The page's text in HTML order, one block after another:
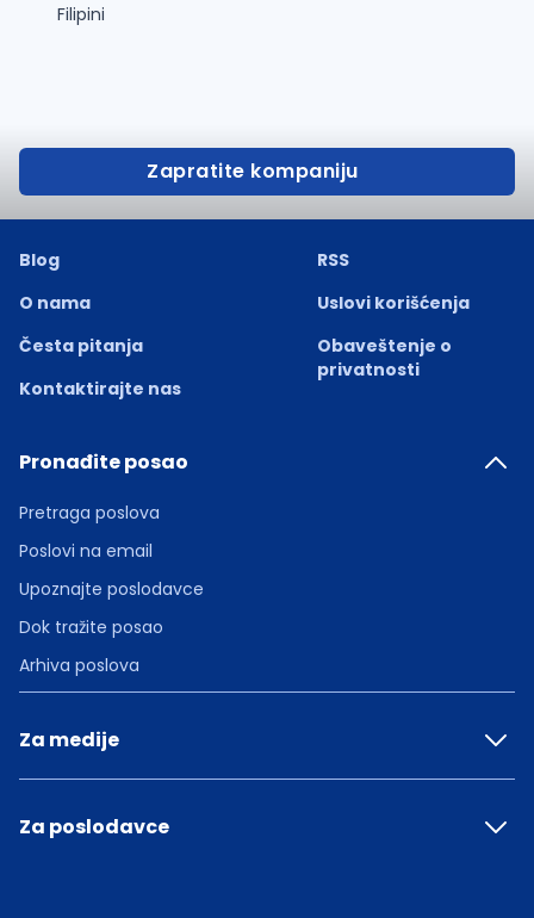
Filipini
Zapratite kompaniju
Blog
O nama
Česta pitanja
Kontaktirajte nas
RSS
Uslovi korišćenja
Obaveštenje o
privatnosti
Pronađite posao
Pretraga poslova
Poslovi na email
Upoznajte poslodavce
Dok tražite posao
Arhiva poslova
Za medije
Za poslodavce